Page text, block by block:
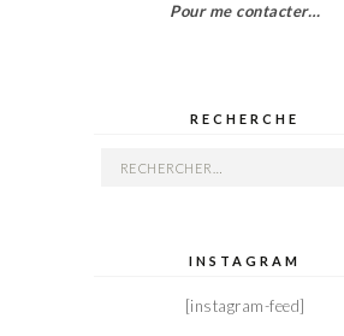
Pour me contacter…
RECHERCHE
Rechercher :
INSTAGRAM
[instagram-feed]